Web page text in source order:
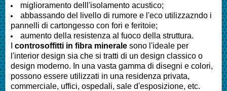
miglioramento delll'isolamento acustico;
abbassando del livello di rumore e l'eco utilizzazndo i
pannelli di cartongesso con fori e feritoie;
aumento della resistenza al fuoco della struttura.
controsoffitti in fibra minerale sono l'ideale per
l'interior design sia che si tratti di un design classico o
design moderno. In una vasta gamma di disegni e colori,
possono essere utilizzati in una residenza privata,
commerciale, uffici, ospedali, sale d'esposizione, etc.